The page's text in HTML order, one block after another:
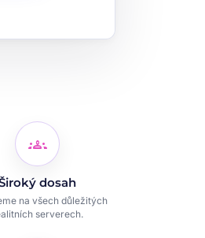
groups
dosah
na všech důležitých
serverech.